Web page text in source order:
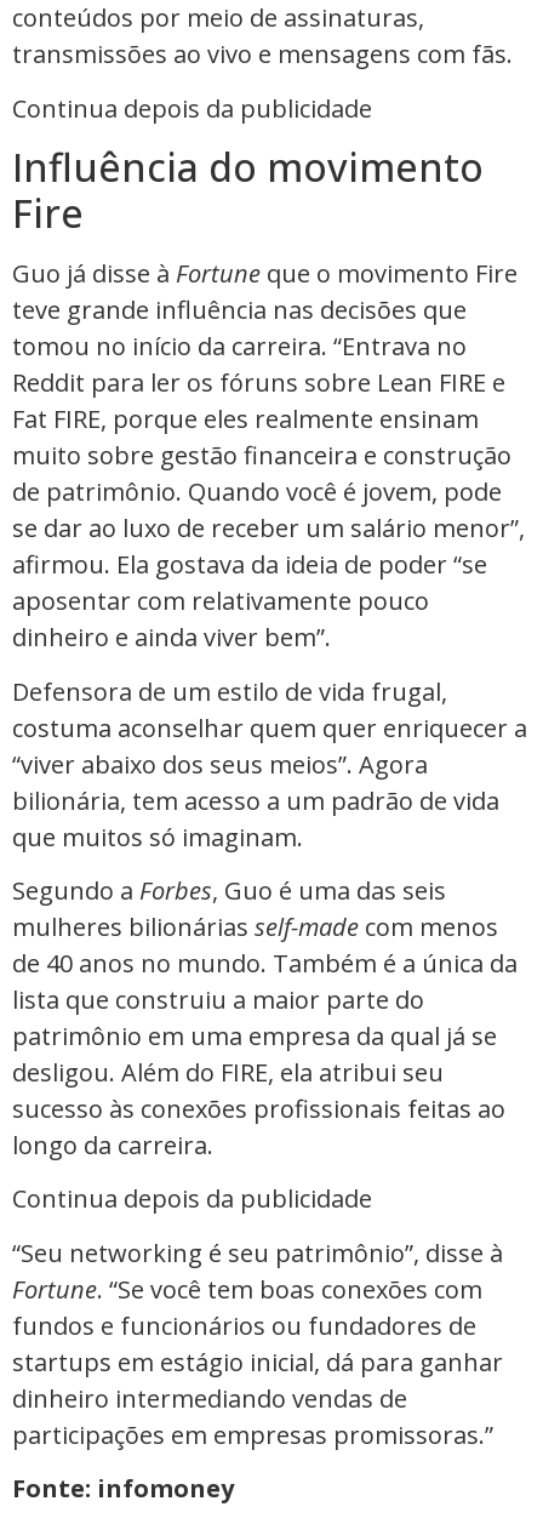
conteúdos por meio de assinaturas,
transmissões ao vivo e mensagens com fãs.
Continua depois da publicidade
Influência do movimento
Fire
Guo já disse à Fortune que o movimento Fire
teve grande influência nas decisões que
tomou no início da carreira. “Entrava no
Reddit para ler os fóruns sobre Lean FIRE e
Fat FIRE, porque eles realmente ensinam
muito sobre gestão financeira e construção
de patrimônio. Quando você é jovem, pode
se dar ao luxo de receber um salário menor”,
afirmou. Ela gostava da ideia de poder “se
aposentar com relativamente pouco
dinheiro e ainda viver bem”.
Defensora de um estilo de vida frugal,
costuma aconselhar quem quer enriquecer a
“viver abaixo dos seus meios”. Agora
bilionária, tem acesso a um padrão de vida
que muitos só imaginam.
Segundo a Forbes, Guo é uma das seis
mulheres bilionárias self-made com menos
de 40 anos no mundo. Também é a única da
lista que construiu a maior parte do
patrimônio em uma empresa da qual já se
desligou. Além do FIRE, ela atribui seu
sucesso às conexões profissionais feitas ao
longo da carreira.
Continua depois da publicidade
“Seu networking é seu patrimônio”, disse à
Fortune. “Se você tem boas conexões com
fundos e funcionários ou fundadores de
startups em estágio inicial, dá para ganhar
dinheiro intermediando vendas de
participações em empresas promissoras.”
Fonte: infomoney